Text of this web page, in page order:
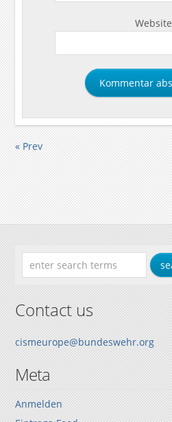
Website
« Prev
Contact us
cismeurope@bundeswehr.org
Meta
Anmelden